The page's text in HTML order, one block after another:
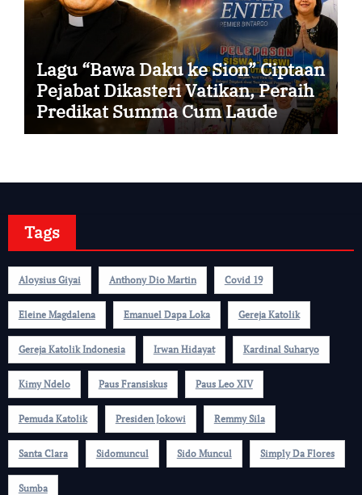
Lagu “Bawa Daku ke Sion” Ciptaan
Pejabat Dikasteri Vatikan, Peraih
Predikat Summa Cum Laude
Tags
Aloysius Giyai Anthony Dio Martin Covid 19
Eleine Magdalena Emanuel Dapa Loka Gereja Katolik
Gereja Katolik Indonesia Irwan Hidayat Kardinal Suharyo
Kimy Ndelo Paus Fransiskus Paus Leo XIV
Pemuda Katolik Presiden Jokowi Remmy Sila
Santa Clara Sidomuncul Sido Muncul Simply Da Flores
Sumba